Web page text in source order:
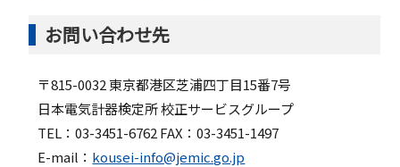
お問い合わせ先
〒815-0032 東京都港区芝浦四丁目15番7号
日本電気計器検定所 校正サービスグループ
TEL：03-3451-6762 FAX：03-3451-1497
E-mail： kousei-info@jemic.go.jp